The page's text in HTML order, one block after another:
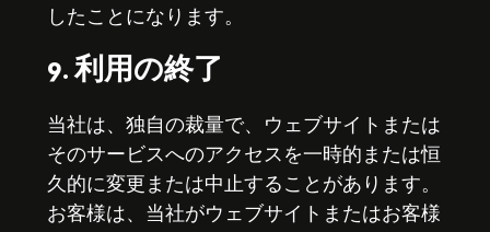
したことになります。
9. 利用の終了
当社は、独自の裁量で、ウェブサイトまたは
そのサービスへのアクセスを一時的または恒
久的に変更または中止することがあります。
お客様は、当社がウェブサイトまたはお客様